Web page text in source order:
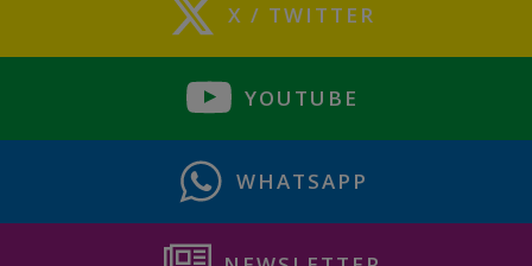
X / TWITTER
YOUTUBE
WHATSAPP